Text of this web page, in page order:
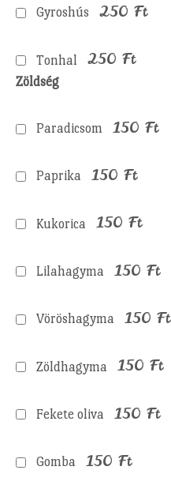
Gyroshús 250 Ft
Tonhal 250 Ft
Zöldség
Paradicsom 150 Ft
Paprika 150 Ft
Kukorica 150 Ft
Lilahagyma 150 Ft
Vöröshagyma 150 Ft
Zöldhagyma 150 Ft
Fekete oliva 150 Ft
Gomba 150 Ft